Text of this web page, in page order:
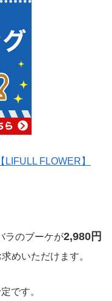
FLOWER】
ラのブーケが2,980円
求めいただけます。
です。